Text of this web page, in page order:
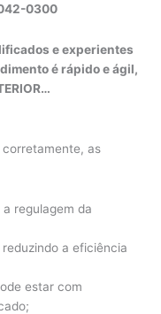
0300
e experientes
é rápido e ágil,
corretamente, as
regulagem da
a eficiência
estar com